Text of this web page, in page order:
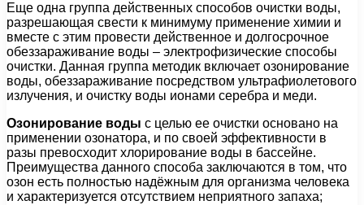
Еще одна группа действенных способов очистки воды,
разрешающая свести к минимуму применение химии и
вместе с этим провести действенное и долгосрочное
обеззараживание воды – электрофизические способы
очистки. Данная группа методик включает озонирование
воды, обеззараживание посредством ультрафиолетового
излучения, и очистку воды ионами серебра и меди.
Озонирование воды с целью ее очистки основано на
применении озонатора, и по своей эффективности в
разы превосходит хлорирование воды в бассейне.
Преимущества данного способа заключаются в том, что
озон есть полностью надёжным для организма человека
и характеризуется отсутствием неприятного запаха;